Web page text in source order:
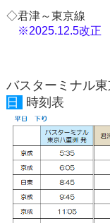
◇君津～東京線
※2025.12.5改正
バスターミナル
日
時刻表